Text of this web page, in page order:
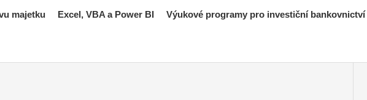
majetku Excel, VBA a Power BI Výukové programy pro investiční bankovnictví